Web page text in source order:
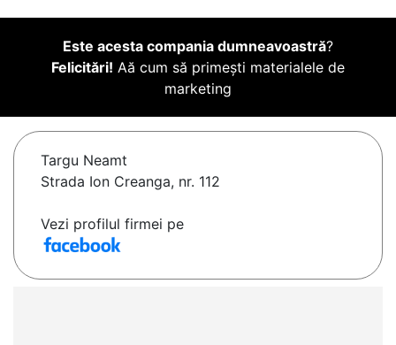
Este acesta compania dumneavoastră?
Felicitări! Aă cum să primești materialele de
marketing
Targu Neamt
Strada Ion Creanga, nr. 112
Vezi profilul firmei pe